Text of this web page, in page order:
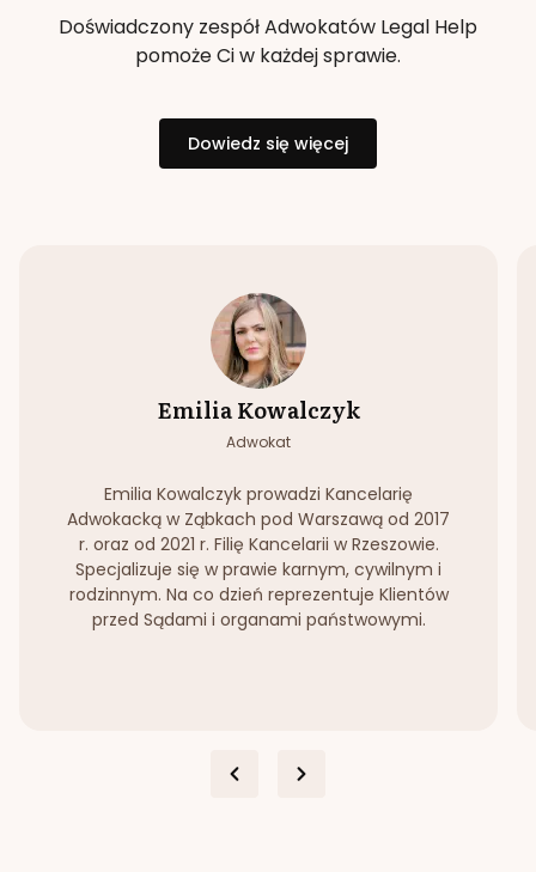
Doświadczony zespół Adwokatów Legal Help
pomoże Ci w każdej sprawie.
Dowiedz się więcej
Emilia Kowalczyk
Adwokat
Emilia Kowalczyk prowadzi Kancelarię
Adwokacką w Ząbkach pod Warszawą od 2017
r. oraz od 2021 r. Filię Kancelarii w Rzeszowie.
Specjalizuje się w prawie karnym, cywilnym i
rodzinnym. Na co dzień reprezentuje Klientów
przed Sądami i organami państwowymi.